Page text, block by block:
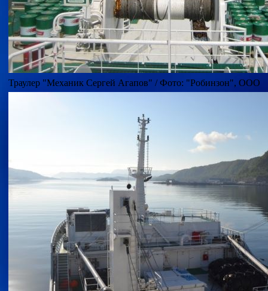
Траулер "Механик Сергей Агапов" / Фото: "Робинзон", ООО